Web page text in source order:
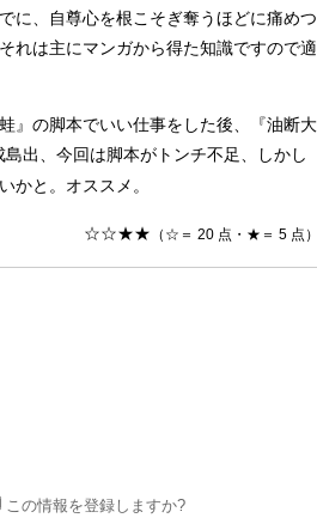
に、自尊心を根こそぎ奪うほどに痛めつ
は主にマンガから得た知識ですので適
』の脚本でいい仕事をした後、『油断大
出、今回は脚本がトンチ不足、しかし
かと。オススメ。
☆☆★★ （☆＝ 20 点・★＝ 5 点
この情報を登録しますか?